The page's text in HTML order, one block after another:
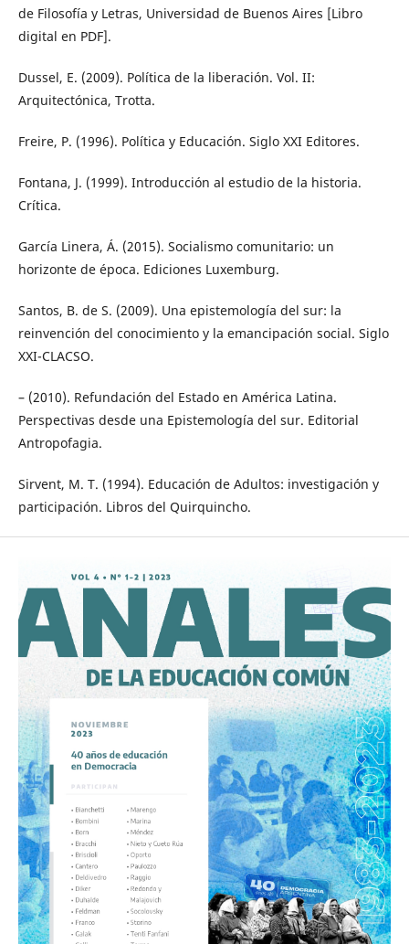
de Filosofía y Letras, Universidad de Buenos Aires [Libro
digital en PDF].
Dussel, E. (2009). Política de la liberación. Vol. II:
Arquitectónica, Trotta.
Freire, P. (1996). Política y Educación. Siglo XXI Editores.
Fontana, J. (1999). Introducción al estudio de la historia.
Crítica.
García Linera, Á. (2015). Socialismo comunitario: un
horizonte de época. Ediciones Luxemburg.
Santos, B. de S. (2009). Una epistemología del sur: la
reinvención del conocimiento y la emancipación social. Siglo
XXI-CLACSO.
– (2010). Refundación del Estado en América Latina.
Perspectivas desde una Epistemología del sur. Editorial
Antropofagia.
Sirvent, M. T. (1994). Educación de Adultos: investigación y
participación. Libros del Quirquincho.